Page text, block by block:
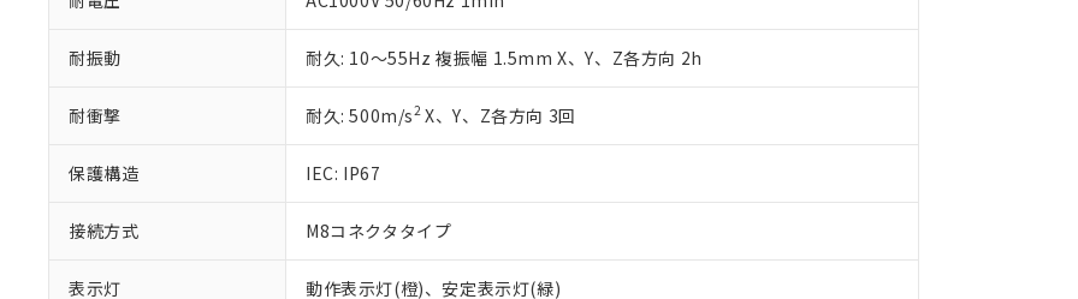
耐振動 耐久: 10～55Hz 複振幅 1.5mm X、Y、Z各方向 2h
耐衝撃 耐久: 500m/s2X、Y、Z各方向 3回
保護構造 IEC: IP67
接続方式 M8コネクタタイプ
表示灯 動作表示灯(橙)、安定表示灯(緑)
※本証明書は発行日時点で非含有を証明するもので、過去に遡って非含有を証明するも
混在することから備考欄に対応日を記載しておりました。
既に当社にて対応品への在庫切替を完了していることから、特段のことがない限り、
り割愛しております。